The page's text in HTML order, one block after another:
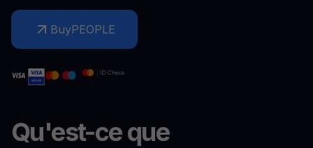
BuyPEOPLE
Qu'est-ce que